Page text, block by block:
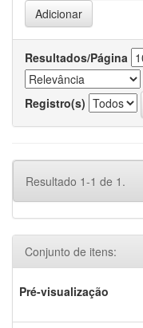
Resultados/Página
Registro(s)
Resultado 1-1 de 1.
Conjunto de itens:
Pré-visualização